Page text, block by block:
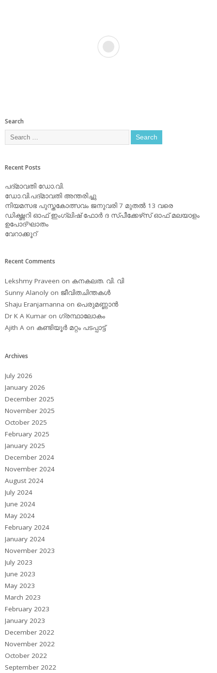
Search
Recent Posts
പദ്മാവതി ഡോ.വി.
ഡോ.വി.പദ്മാവതി അന്തരിച്ചു
നിയമസഭ പുസ്തകോത്സവം ജനുവരി 7 മുതല്‍ 13 വരെ
ഡിക്ഷ്ണറി ഓഫ് ഇംഗ്ലിഷ് ഫോര്‍ ദ സ്പീക്കേഴ്‌സ് ഓഫ് മലയാളം
ഉപോദ്ഘാതം
വേറാക്കൂറ്
Recent Comments
Lekshmy Praveen on കനകലത. വി. വി
Sunny Alanoly on ജീവിതചിന്തകള്‍
Shaju Eranjamanna on പെരുമണ്ണാന്‍
Dr K A Kumar on ഗ്രന്ഥാലോകം
Ajith A on കണ്ടിയൂര്‍ മറ്റം പടപ്പാട്ട്‌
Archives
July 2026
January 2026
December 2025
November 2025
October 2025
February 2025
January 2025
December 2024
November 2024
August 2024
July 2024
June 2024
May 2024
February 2024
January 2024
November 2023
July 2023
June 2023
May 2023
March 2023
February 2023
January 2023
December 2022
November 2022
October 2022
September 2022